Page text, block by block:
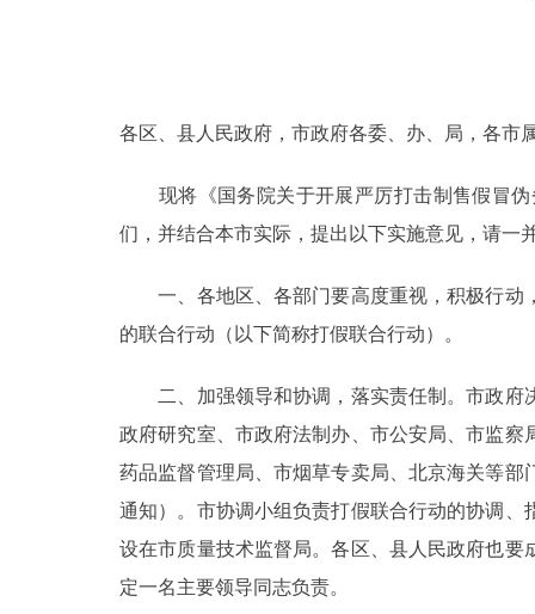
政务服务
中介服务
政民互动
12345网上接诉即办
各区、县人民政府，市政府各委、办、局，各市
现将《国务院关于开展严厉打击制售假冒伪
们，并结合本市实际，提出以下实施意见，请一
一、各地区、各部门要高度重视，积极行动
的联合行动（以下简称打假联合行动）。
二、加强领导和协调，落实责任制。市政府
政府研究室、市政府法制办、市公安局、市监
药品监督管理局、市烟草专卖局、北京海关等
通知）。市协调小组负责打假联合行动的协调
设在市质量技术监督局。各区、县人民政府也
定一名主要领导同志负责。